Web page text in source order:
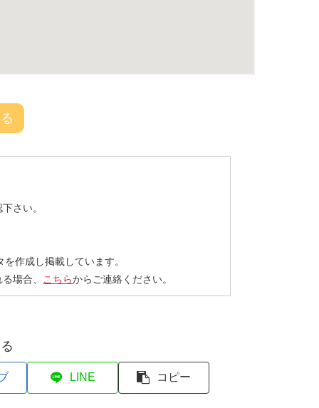
さい。
作成し掲載しています。
場合、 こちらからご連絡ください。
LINE コピー